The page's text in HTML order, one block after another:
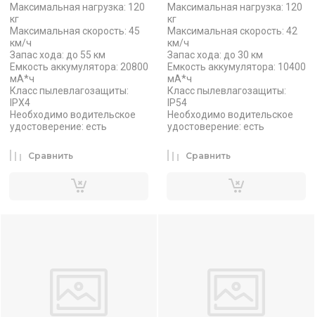
Максимальная нагрузка: 120
кг
Максимальная скорость: 45
км/ч
Запас хода: до 55 км
Емкость аккумулятора: 20800
мА*ч
Класс пылевлагозащиты:
IPX4
Необходимо водительское
удостоверение: есть
Сравнить
Максимальная нагрузка: 120
кг
Максимальная скорость: 42
км/ч
Запас хода: до 30 км
Емкость аккумулятора: 10400
мА*ч
Класс пылевлагозащиты:
IP54
Необходимо водительское
удостоверение: есть
Сравнить